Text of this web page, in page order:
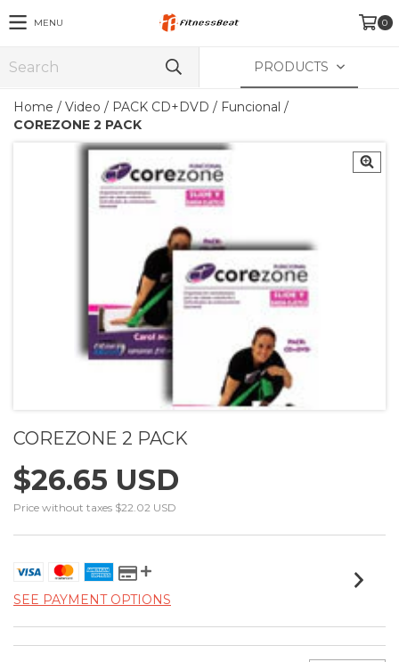
MENU 0
PRODUCTS
Home / Video / PACK CD+DVD / Funcional /
COREZONE 2 PACK
COREZONE 2 PACK
$26.65 USD
Price without taxes $22.02 USD
SEE PAYMENT OPTIONS